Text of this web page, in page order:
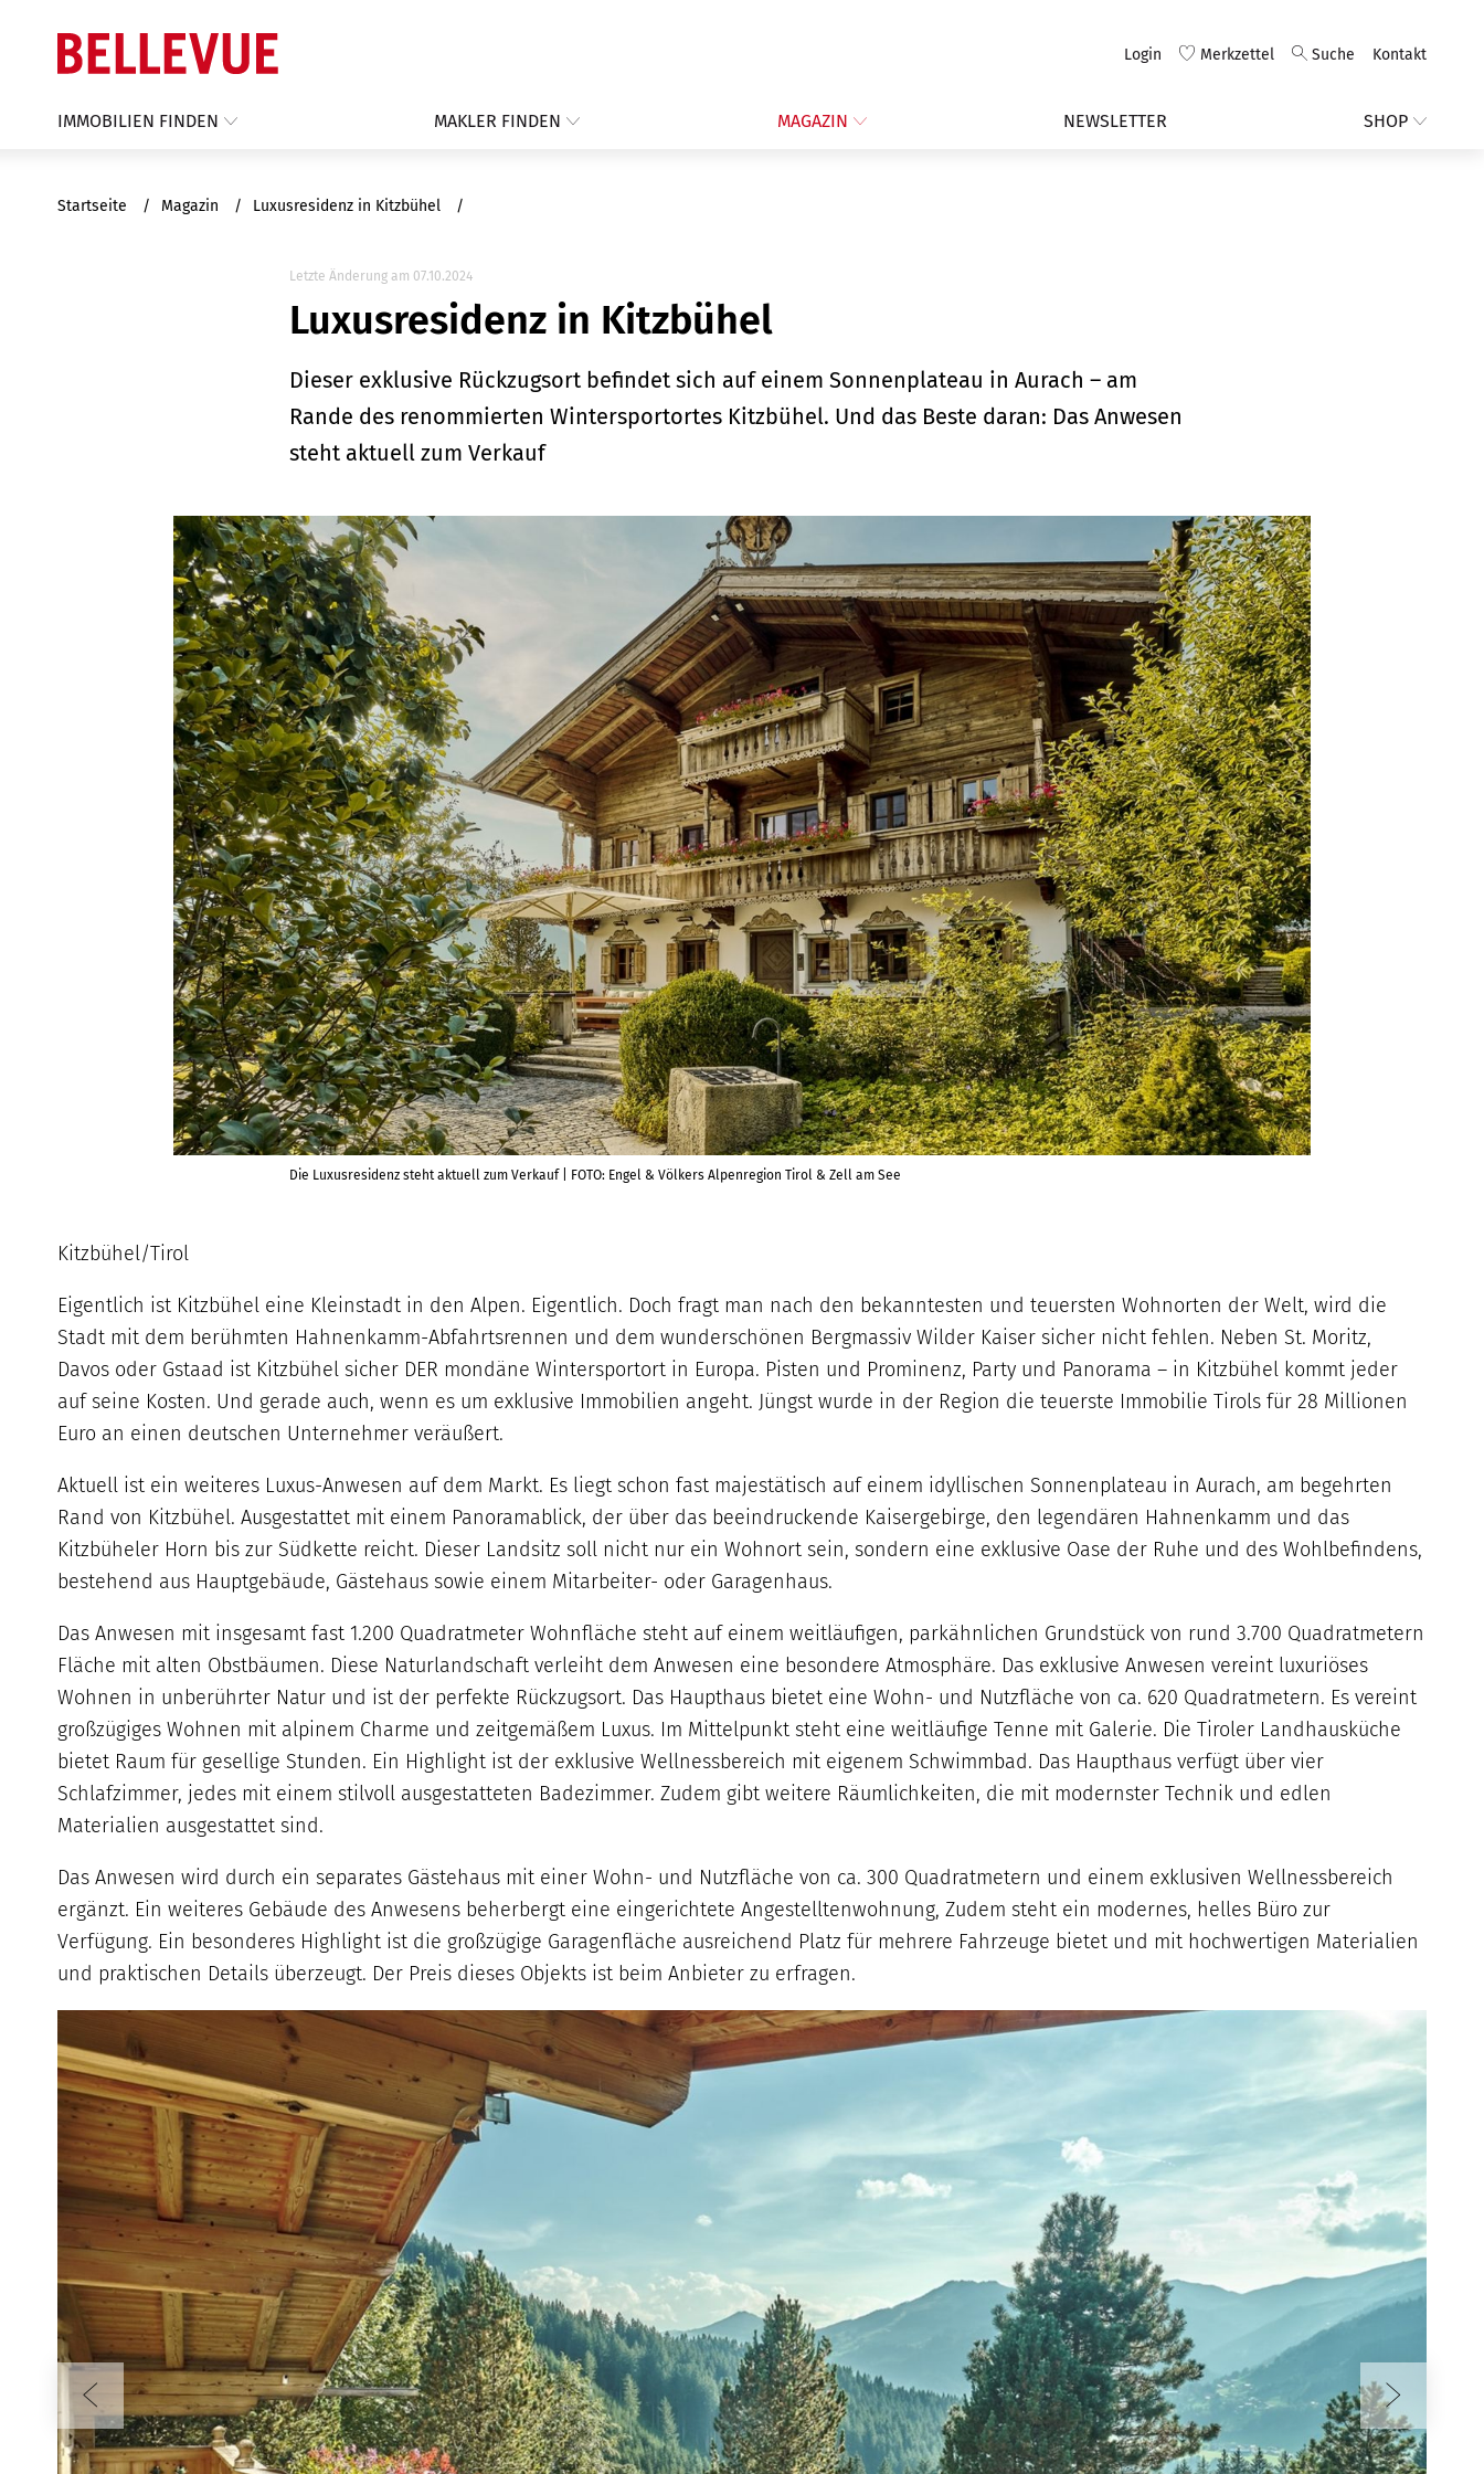
Login Merkzettel Suche Kontakt
IMMOBILIEN FINDEN MAKLER FINDEN MAGAZIN NEWSLETTER SHOP
Startseite Magazin Luxusresidenz in Kitzbühel
Letzte Änderung am 07.10.2024
Luxusresidenz in Kitzbühel
Dieser exklusive Rückzugsort befindet sich auf einem Sonnenplateau in Aurach – am
Rande des renommierten Wintersportortes Kitzbühel. Und das Beste daran: Das Anwesen
steht aktuell zum Verkauf
Die Luxusresidenz steht aktuell zum Verkauf | FOTO: Engel & Völkers Alpenregion Tirol & Zell am See
Kitzbühel/Tirol
Eigentlich ist Kitzbühel eine Kleinstadt in den Alpen. Eigentlich. Doch fragt man nach den bekanntesten und teuersten Wohnorten der Welt, wird die
Stadt mit dem berühmten Hahnenkamm-Abfahrtsrennen und dem wunderschönen Bergmassiv Wilder Kaiser sicher nicht fehlen. Neben St. Moritz,
Davos oder Gstaad ist Kitzbühel sicher DER mondäne Wintersportort in Europa. Pisten und Prominenz, Party und Panorama – in Kitzbühel kommt jeder
auf seine Kosten. Und gerade auch, wenn es um exklusive Immobilien angeht. Jüngst wurde in der Region die teuerste Immobilie Tirols für 28 Millionen
Euro an einen deutschen Unternehmer veräußert.
Aktuell ist ein weiteres Luxus-Anwesen auf dem Markt. Es liegt schon fast majestätisch auf einem idyllischen Sonnenplateau in Aurach, am begehrten
Rand von Kitzbühel. Ausgestattet mit einem Panoramablick, der über das beeindruckende Kaisergebirge, den legendären Hahnenkamm und das
Kitzbüheler Horn bis zur Südkette reicht. Dieser Landsitz soll nicht nur ein Wohnort sein, sondern eine exklusive Oase der Ruhe und des Wohlbefindens,
bestehend aus Hauptgebäude, Gästehaus sowie einem Mitarbeiter- oder Garagenhaus.
Das Anwesen mit insgesamt fast 1.200 Quadratmeter Wohnfläche steht auf einem weitläufigen, parkähnlichen Grundstück von rund 3.700 Quadratmetern
Fläche mit alten Obstbäumen. Diese Naturlandschaft verleiht dem Anwesen eine besondere Atmosphäre. Das exklusive Anwesen vereint luxuriöses
Wohnen in unberührter Natur und ist der perfekte Rückzugsort. Das Haupthaus bietet eine Wohn- und Nutzfläche von ca. 620 Quadratmetern. Es vereint
großzügiges Wohnen mit alpinem Charme und zeitgemäßem Luxus. Im Mittelpunkt steht eine weitläufige Tenne mit Galerie. Die Tiroler Landhausküche
bietet Raum für gesellige Stunden. Ein Highlight ist der exklusive Wellnessbereich mit eigenem Schwimmbad. Das Haupthaus verfügt über vier
Schlafzimmer, jedes mit einem stilvoll ausgestatteten Badezimmer. Zudem gibt weitere Räumlichkeiten, die mit modernster Technik und edlen
Materialien ausgestattet sind.
Das Anwesen wird durch ein separates Gästehaus mit einer Wohn- und Nutzfläche von ca. 300 Quadratmetern und einem exklusiven Wellnessbereich
ergänzt. Ein weiteres Gebäude des Anwesens beherbergt eine eingerichtete Angestelltenwohnung, Zudem steht ein modernes, helles Büro zur
Verfügung. Ein besonderes Highlight ist die großzügige Garagenfläche ausreichend Platz für mehrere Fahrzeuge bietet und mit hochwertigen Materialien
und praktischen Details überzeugt. Der Preis dieses Objekts ist beim Anbieter zu erfragen.